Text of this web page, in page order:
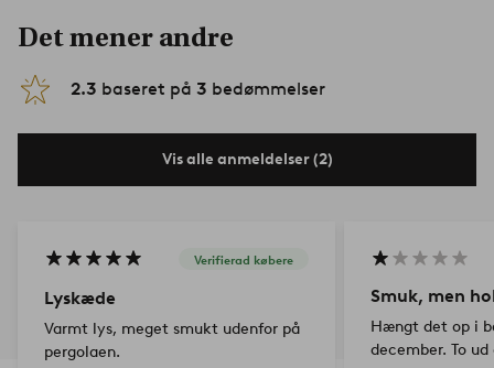
Det mener andre
2.3 baseret på 3 bedømmelser
Vis alle anmeldelser (2)
Verifierad købere
Lyskæde
Varmt lys, meget smukt udenfor på
pergolaen.
Smuk, men
Hængt det op i
december. To